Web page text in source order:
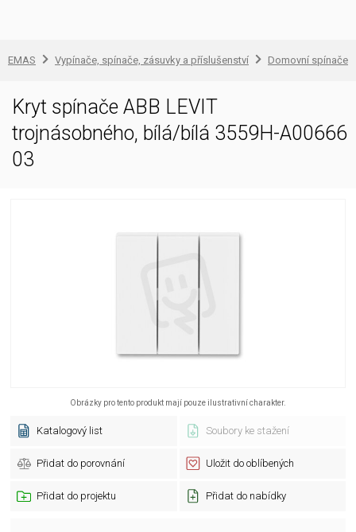
EMAS Vypínače, spínače, zásuvky a příslušenství Domovní spínače
Kryt spínače ABB LEVIT
trojnásobného, bílá/bílá 3559H-A00666
03
Obrázky pro tento produkt mají pouze ilustrativní charakter.
Katalogový list Soubory ke stažení
Přidat do porovnání Uložit do oblíbených
Přidat do projektu Přidat do nabídky